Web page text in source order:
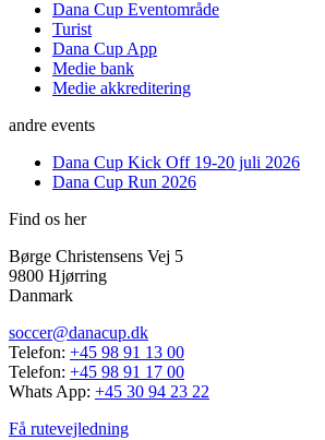
Dana Cup Eventområde
Turist
Dana Cup App
Medie bank
Medie akkreditering
andre events
Dana Cup Kick Off 19-20 juli 2026
Dana Cup Run 2026
Find os her
Børge Christensens Vej 5
9800 Hjørring
Danmark
soccer@danacup.dk
Telefon: +45 98 91 13 00
Telefon: +45 98 91 17 00
Whats App: +45 30 94 23 22
Få rutevejledning